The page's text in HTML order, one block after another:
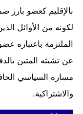
بالإقليم كعضو بارز
لكونه من الأوائل
الملتزمة باعتباره
عن تشبثه المتين
مساره السياسي
والاشتراكية.